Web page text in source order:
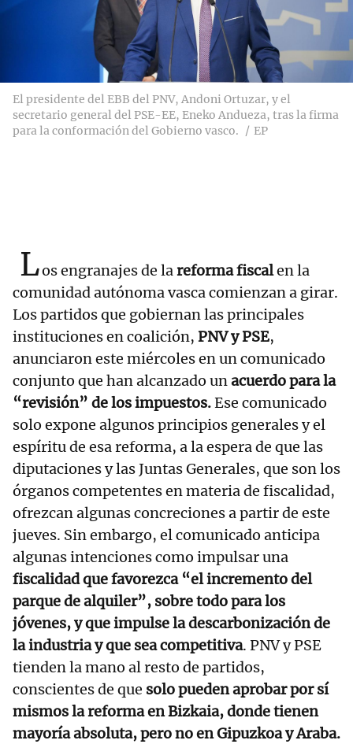
El presidente del EBB del PNV, Andoni Ortuzar, y el
secretario general del PSE-EE, Eneko Andueza, tras la firma
para la conformación del Gobierno vasco.
EP
Los engranajes de lareforma fiscalen la
comunidad autónoma vasca comienzan a girar.
Los partidos que gobiernan las principales
instituciones en coalición, PNV y PSE,
anunciaron este miércoles en un comunicado
conjunto que han alcanzado unacuerdo para la
“revisión” de los impuestos.Ese comunicado
solo expone algunos principios generales y el
espíritu de esa reforma, a la espera de que las
diputaciones y las Juntas Generales, que son los
órganos competentes en materia de fiscalidad,
ofrezcan algunas concreciones a partir de este
jueves. Sin embargo, el comunicado anticipa
algunas intenciones como impulsar una
fiscalidad que favorezca “el incremento del
parque de alquiler”, sobre todo para los
jóvenes, y que impulse la descarbonización de
la industria y que sea competitiva. PNV y PSE
tienden la mano al resto de partidos,
conscientes de que solo pueden aprobar por sí
mismos la reforma en Bizkaia, donde tienen
mayoría absoluta, pero no en Gipuzkoa y Araba.